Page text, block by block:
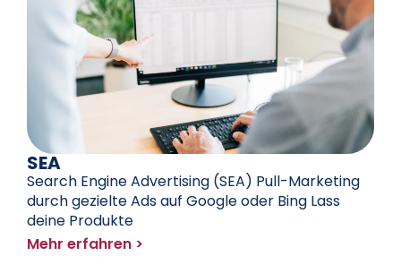
SEA
Search Engine Advertising (SEA) Pull-Marketing
durch gezielte Ads auf Google oder Bing Lass
deine Produkte
Mehr erfahren >